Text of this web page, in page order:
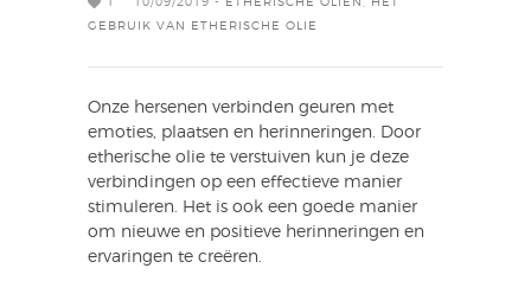
GEBRUIK VAN ETHERISCHE OLIE
Onze hersenen verbinden geuren met
emoties, plaatsen en herinneringen. Door
etherische olie te verstuiven kun je deze
verbindingen op een effectieve manier
stimuleren. Het is ook een goede manier
om nieuwe en positieve herinneringen en
ervaringen te creëren.